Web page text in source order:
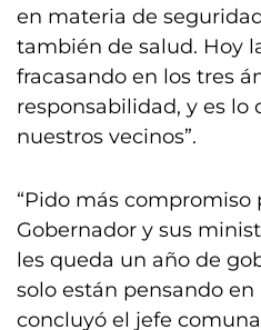
en materia de
también de salud. Hoy
fracasando en los tres
responsabilidad, y es lo
nuestros vecinos”.
“Pido más compromiso
Gobernador y sus
les queda un año de
solo están pensando en
concluyó el jefe